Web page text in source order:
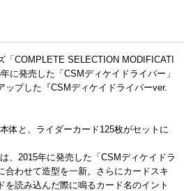
「COMPLETE SELECTION MODIFICATI
に発売した「CSMディケイドライバー」
ップした『CSMディケイドライバーver.
体と、ライダーカード125枚がセットに
、2015年に発売した「CSMディケイドラ
合わせて造型を一新。さらにカードスキ
を読み込んだ際に鳴るカード名のイント